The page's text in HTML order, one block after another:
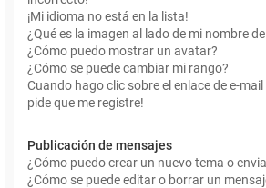
¡Mi idioma no está en la lista!
¿Qué es la imagen al lado de mi nombre
¿Cómo puedo mostrar un avatar?
¿Cómo se puede cambiar mi rango?
Cuando hago clic sobre el enlace de e-mail
pide que me registre!
Publicación de mensajes
¿Cómo puedo crear un nuevo tema o
¿Cómo se puede editar o borrar un